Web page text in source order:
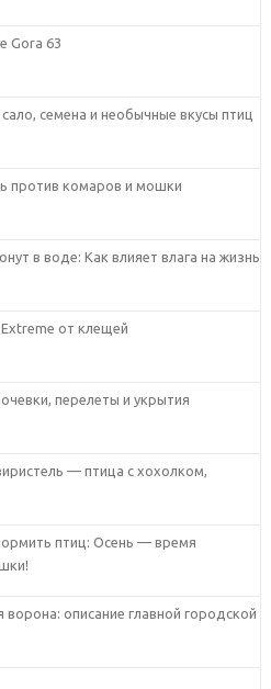
Gora 63
семена и необычные вкусы птиц
против комаров и мошки
в воде: Как влияет влага на жизнь
от клещей
перелеты и укрытия
— птица с хохолком,
птиц: Осень — время
ворона: описание главной городской